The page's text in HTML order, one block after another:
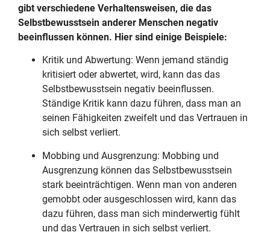
gibt verschiedene Verhaltensweisen, die das
Selbstbewusstsein anderer Menschen negativ
beeinflussen können. Hier sind einige Beispiele:
Kritik und Abwertung: Wenn jemand ständig
kritisiert oder abwertet, wird, kann das das
Selbstbewusstsein negativ beeinflussen.
Ständige Kritik kann dazu führen, dass man an
seinen Fähigkeiten zweifelt und das Vertrauen in
sich selbst verliert.
Mobbing und Ausgrenzung: Mobbing und
Ausgrenzung können das Selbstbewusstsein
stark beeinträchtigen. Wenn man von anderen
gemobbt oder ausgeschlossen wird, kann das
dazu führen, dass man sich minderwertig fühlt
und das Vertrauen in sich selbst verliert.